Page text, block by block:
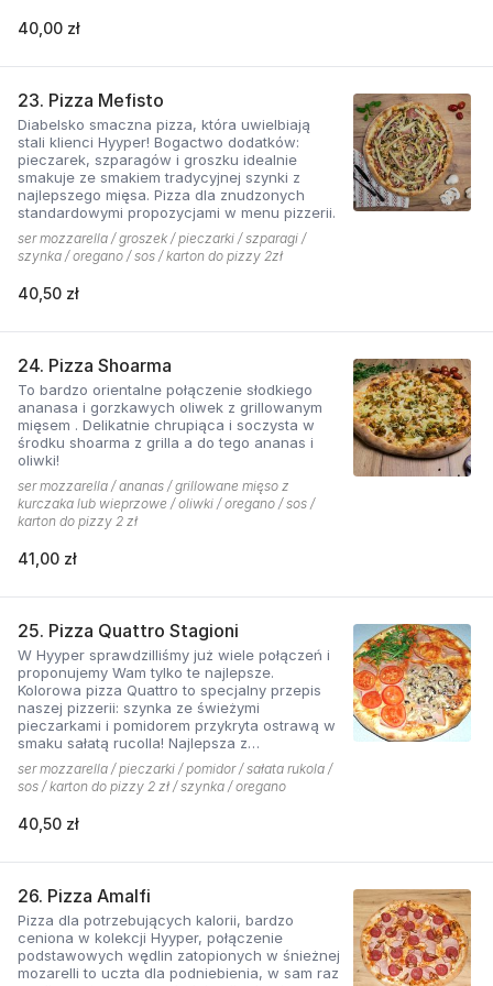
40,00 zł
23. Pizza Mefisto
Diabelsko smaczna pizza, która uwielbiają
stali klienci Hyyper! Bogactwo dodatków:
pieczarek, szparagów i groszku idealnie
smakuje ze smakiem tradycyjnej szynki z
najlepszego mięsa. Pizza dla znudzonych
standardowymi propozycjami w menu pizzerii.
ser mozzarella / groszek / pieczarki / szparagi /
szynka / oregano / sos / karton do pizzy 2zł
40,50 zł
24. Pizza Shoarma
To bardzo orientalne połączenie słodkiego
ananasa i gorzkawych oliwek z grillowanym
mięsem . Delikatnie chrupiąca i soczysta w
środku shoarma z grilla a do tego ananas i
oliwki!
ser mozzarella / ananas / grillowane mięso z
kurczaka lub wieprzowe / oliwki / oregano / sos /
karton do pizzy 2 zł
41,00 zł
25. Pizza Quattro Stagioni
W Hyyper sprawdzilliśmy już wiele połączeń i
proponujemy Wam tylko te najlepsze.
Kolorowa pizza Quattro to specjalny przepis
naszej pizzerii: szynka ze świeżymi
pieczarkami i pomidorem przykryta ostrawą w
smaku sałatą rucolla! Najlepsza z
czosnkowym sosem według naszej receptury
ser mozzarella / pieczarki / pomidor / sałata rukola /
sos / karton do pizzy 2 zł / szynka / oregano
40,50 zł
26. Pizza Amalfi
Pizza dla potrzebujących kalorii, bardzo
ceniona w kolekcji Hyyper, połączenie
podstawowych wędlin zatopionych w śnieżnej
mozarelli to uczta dla podniebienia, w sam raz